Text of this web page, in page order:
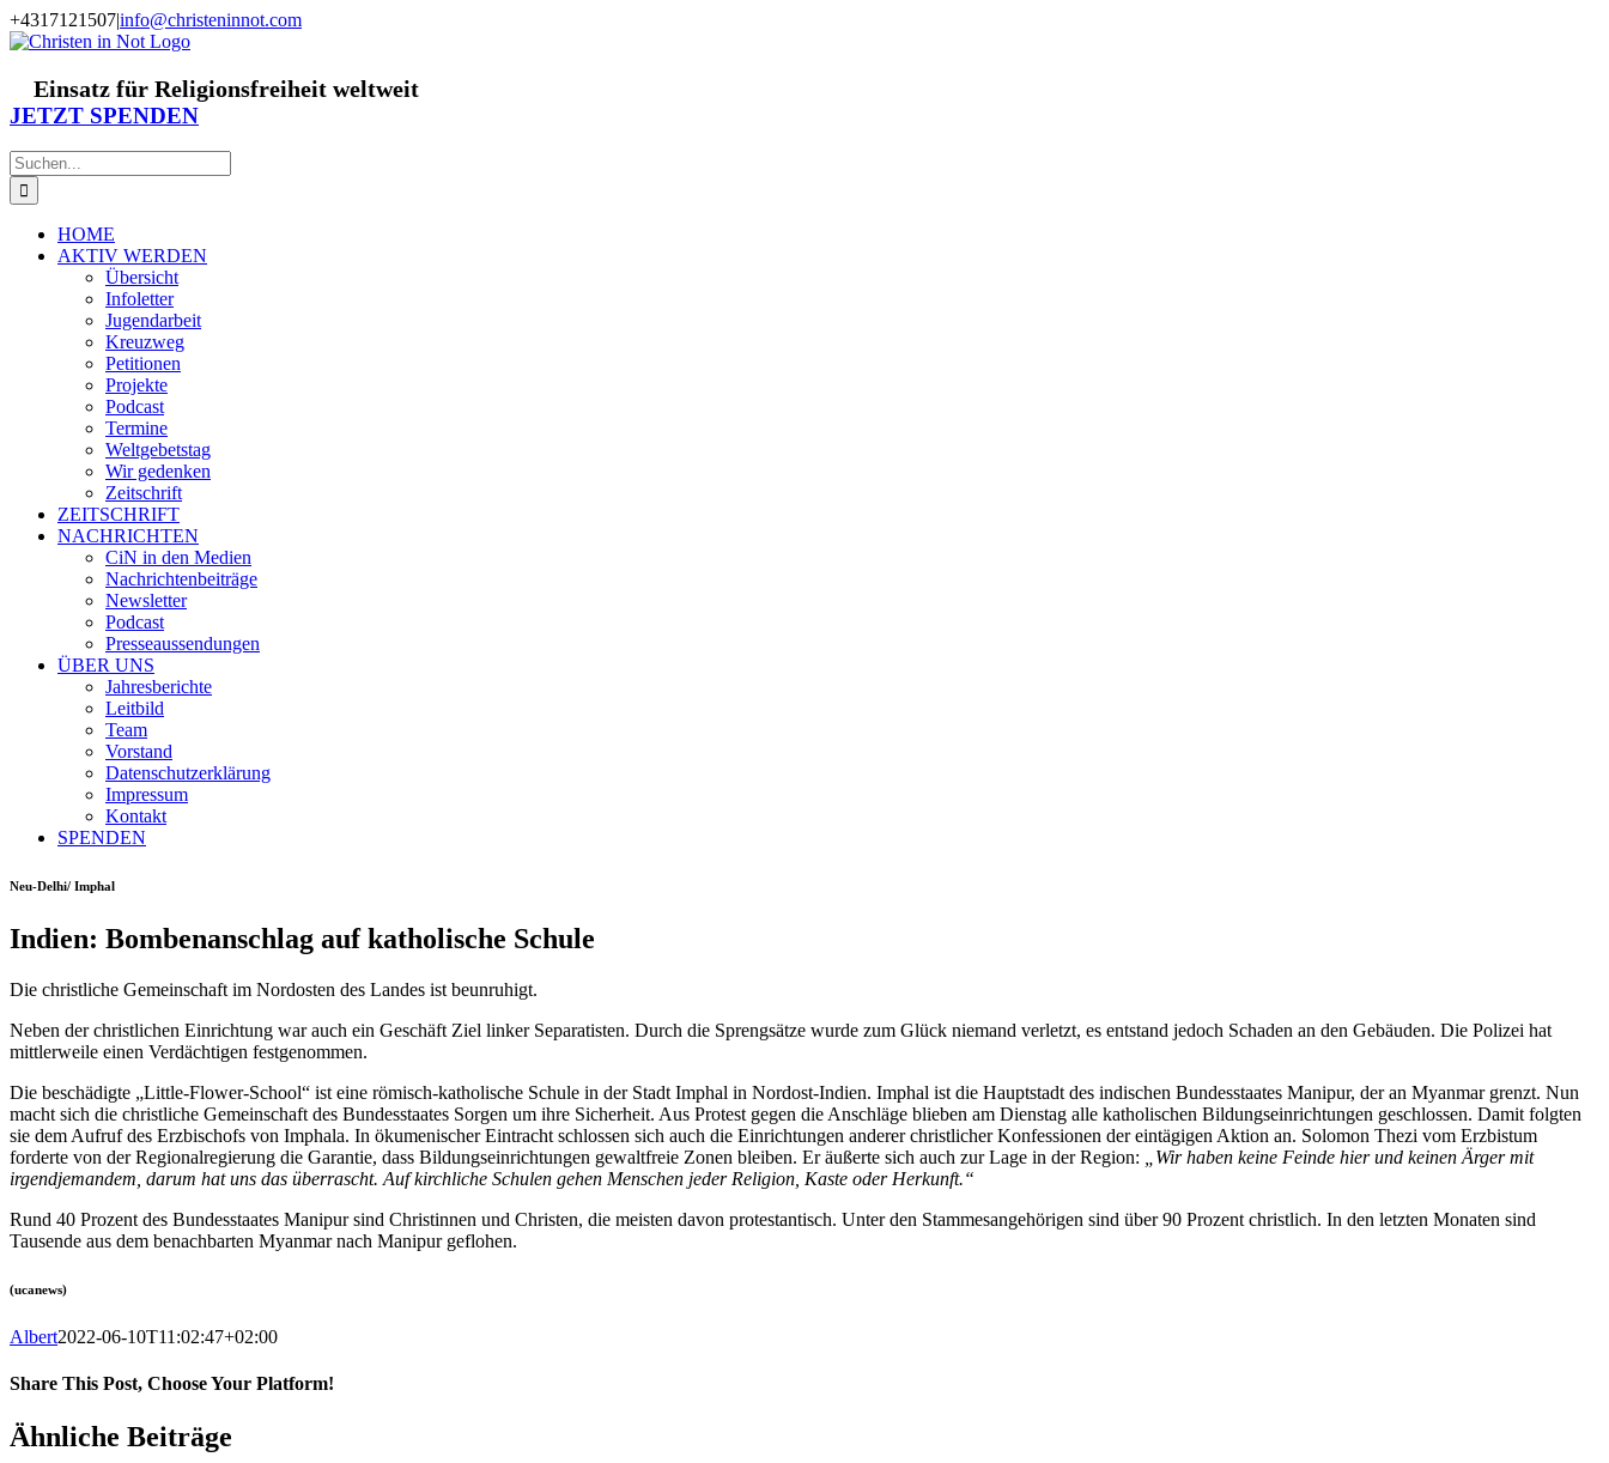
Zum
Inhalt
+4317121507|info@christeninnot.com
Facebook
Instagram
X
Spenden
Newsletter
Einsatz für Religionsfreiheit weltweit
JETZT SPENDEN
Suche
nach:
HOME
AKTIV WERDEN
Übersicht
Infoletter
Jugendarbeit
Kreuzweg
Petitionen
Projekte
Podcast
Termine
Weltgebetstag
Wir gedenken
Zeitschrift
ZEITSCHRIFT
NACHRICHTEN
CiN in den Medien
Nachrichtenbeiträge
Newsletter
Podcast
Presseaussendungen
ÜBER UNS
Jahresberichte
Leitbild
Team
Vorstand
Datenschutzerklärung
Impressum
Kontakt
SPENDEN
Neu-Delhi/ Imphal
Indien: Bombenanschlag auf katholische Schule
Die christliche Gemeinschaft im Nordosten des Landes ist beunruhigt.
Neben der christlichen Einrichtung war auch ein Geschäft Ziel linker Separatisten. Durch die Sprengsätze wurde zum Glück niemand verletzt, es entstand jedoch Schaden an den Gebäuden. Die Polizei hat
mittlerweile einen Verdächtigen festgenommen.
Die beschädigte „Little-Flower-School“ ist eine römisch-katholische Schule in der Stadt Imphal in Nordost-Indien. Imphal ist die Hauptstadt des indischen Bundesstaates Manipur, der an Myanmar grenzt. Nun
macht sich die christliche Gemeinschaft des Bundesstaates Sorgen um ihre Sicherheit. Aus Protest gegen die Anschläge blieben am Dienstag alle katholischen Bildungseinrichtungen geschlossen. Damit folgten
sie dem Aufruf des Erzbischofs von Imphala. In ökumenischer Eintracht schlossen sich auch die Einrichtungen anderer christlicher Konfessionen der eintägigen Aktion an. Solomon Thezi vom Erzbistum
forderte von der Regionalregierung die Garantie, dass Bildungseinrichtungen gewaltfreie Zonen bleiben. Er äußerte sich auch zur Lage in der Region:
„Wir haben keine Feinde hier und keinen Ärger mit
irgendjemandem, darum hat uns das überrascht. Auf kirchliche Schulen gehen Menschen jeder Religion, Kaste oder Herkunft.“
Rund 40 Prozent des Bundesstaates Manipur sind Christinnen und Christen, die meisten davon protestantisch. Unter den Stammesangehörigen sind über 90 Prozent christlich. In den letzten Monaten sind
Tausende aus dem benachbarten Myanmar nach Manipur geflohen.
(ucanews)
Albert2022-06-10T11:02:47+02:00
Share This Post, Choose Your Platform!
Facebook
X
WhatsApp
Pinterest
E-
Mail
Ähnliche Beiträge